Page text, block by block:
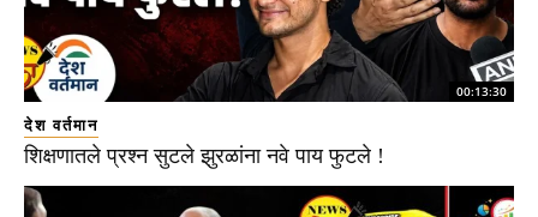
00:13:30
देश वर्तमान
शिक्षणातले प्रश्न सुटले झुरळांना नवे पाय फुटले !